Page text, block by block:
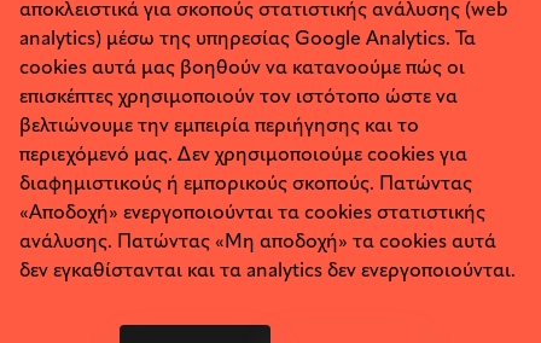
Προσωπικά Δεδομένα
αποκλειστικά για σκοπούς στατιστικής ανάλυσης (web
analytics) μέσω της υπηρεσίας Google Analytics. Τα
cookies αυτά μας βοηθούν να κατανοούμε πώς οι
επισκέπτες χρησιμοποιούν τον ιστότοπο ώστε να
βελτιώνουμε την εμπειρία περιήγησης και το
περιεχόμενό μας. Δεν χρησιμοποιούμε cookies για
διαφημιστικούς ή εμπορικούς σκοπούς. Πατώντας
«Αποδοχή» ενεργοποιούνται τα cookies στατιστικής
ανάλυσης. Πατώντας «Μη αποδοχή» τα cookies αυτά
δεν εγκαθίστανται και τα analytics δεν ενεργοποιούνται.